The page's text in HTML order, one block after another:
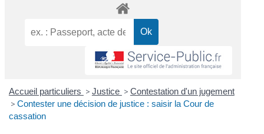
Accueil particuliers > Justice > Contestation d'un jugement
> Contester une décision de justice : saisir la Cour de
cassation